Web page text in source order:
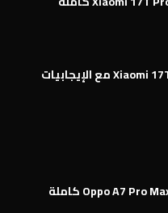
مواصفات هاتف Xiaomi 17T مع الإيجابيات